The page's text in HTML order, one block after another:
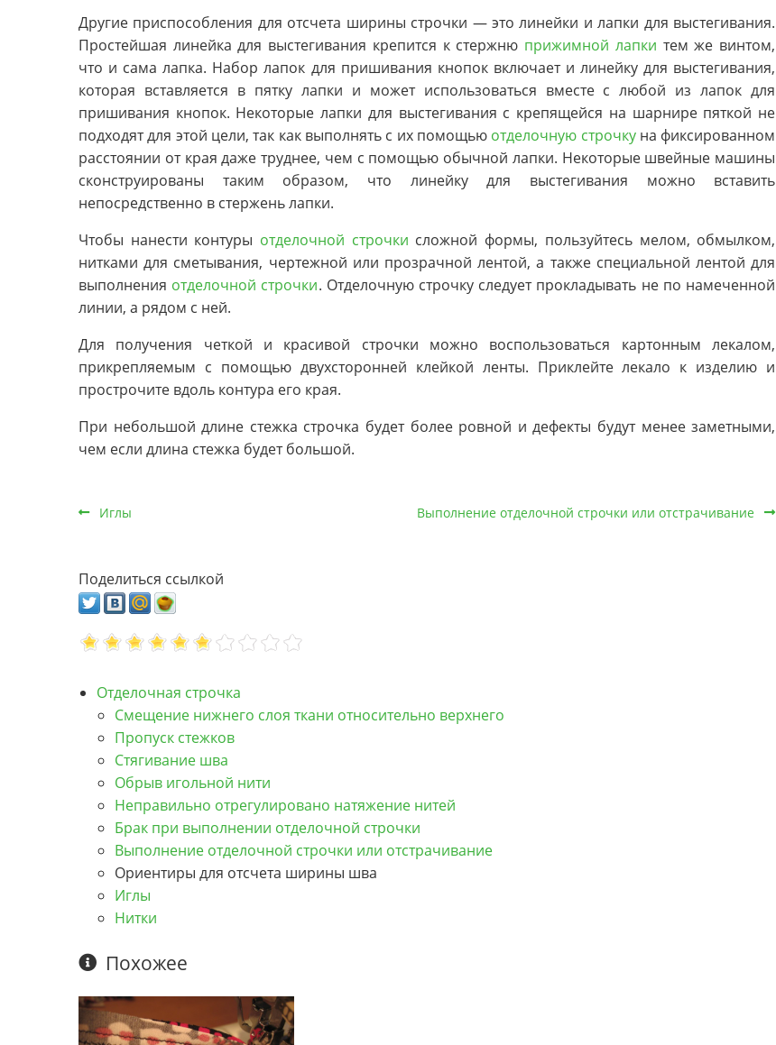
Другие приспособления для отсчета ширины строчки — это линейки и лапки для выстегивания.
Простейшая линейка для выстегивания крепится к стержню прижимной лапки тем же винтом,
что и сама лапка. Набор лапок для пришивания кнопок включает и линейку для выстегивания,
которая вставляется в пятку лапки и может использоваться вместе с любой из лапок для
пришивания кнопок. Некоторые лапки для выстегивания с крепящейся на шарнире пяткой не
подходят для этой цели, так как выполнять с их помощью отделочную строчкуна фиксированном
расстоянии от края даже труднее, чем с помощью обычной лапки. Некоторые швейные машины
сконструированы таким образом, что линейку для выстегивания можно вставить
непосредственно в стержень лапки.
Чтобы нанести контуры отделочной строчки сложной формы, пользуйтесь мелом, обмылком,
нитками для сметывания, чертежной или прозрачной лентой, а также специальной лентой для
выполнения отделочной строчки. Отделочную строчку следует прокладывать не по намеченной
линии, а рядом с ней.
Для получения четкой и красивой строчки можно воспользоваться картонным лекалом,
прикрепляемым с помощью двухсторонней клейкой ленты. Приклейте лекало к изделию и
прострочите вдоль контура его края.
При небольшой длине стежка строчка будет более ровной и дефекты будут менее заметными,
чем если длина стежка будет большой.
Иглы Выполнение отделочной строчки или отстрачивание
Поделиться ссылкой
Отделочная строчка
Смещение нижнего слоя ткани относительно верхнего
Пропуск стежков
Стягивание шва
Обрыв игольной нити
Неправильно отрегулировано натяжение нитей
Брак при выполнении отделочной строчки
Выполнение отделочной строчки или отстрачивание
Ориентиры для отсчета ширины шва
Иглы
Нитки
Похожее